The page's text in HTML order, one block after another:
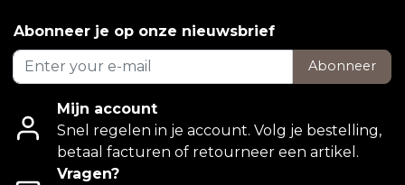
Abonneer je op onze nieuwsbrief
Abonneer
Mijn account
Snel regelen in je account. Volg je bestelling,
betaal facturen of retourneer een artikel.
Vragen?